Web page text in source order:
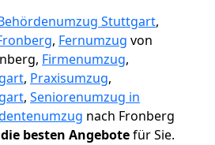
Stuttgart,
, Fernumzug von
Firmenumzug,
, Praxisumzug,
, Seniorenumzug in
nach Fronberg
besten Angebotefür Sie.